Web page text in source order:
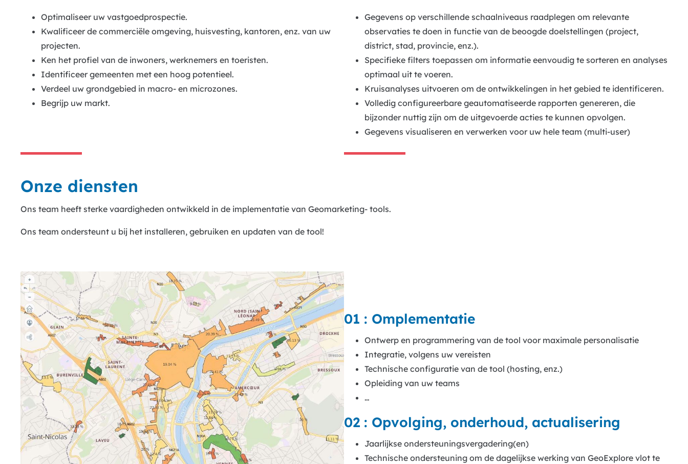
Optimaliseer uw vastgoedprospectie.
Kwalificeer de commerciële omgeving, huisvesting, kantoren, enz. van uw
projecten.
Ken het profiel van de inwoners, werknemers en toeristen.
Identificeer gemeenten met een hoog potentieel.
Verdeel uw grondgebied in macro- en microzones.
Begrijp uw markt.
Gegevens op verschillende schaalniveaus raadplegen om relevante
observaties te doen in functie van de beoogde doelstellingen (project,
district, stad, provincie, enz.).
Specifieke filters toepassen om informatie eenvoudig te sorteren en analyses
optimaal uit te voeren.
Kruisanalyses uitvoeren om de ontwikkelingen in het gebied te identificeren.
Volledig configureerbare geautomatiseerde rapporten genereren, die
bijzonder nuttig zijn om de uitgevoerde acties te kunnen opvolgen.
Gegevens visualiseren en verwerken voor uw hele team (multi-user)
Onze diensten
Ons team heeft sterke vaardigheden ontwikkeld in de implementatie van Geomarketing- tools.
Ons team ondersteunt u bij het installeren, gebruiken en updaten van de tool!
01 : Omplementatie
Ontwerp en programmering van de tool voor maximale personalisatie
Integratie, volgens uw vereisten
Technische configuratie van de tool (hosting, enz.)
Opleiding van uw teams
…
02 : Opvolging, onderhoud, actualisering
Jaarlijkse ondersteuningsvergadering(en)
Technische ondersteuning om de dagelijkse werking van GeoExplore vlot te